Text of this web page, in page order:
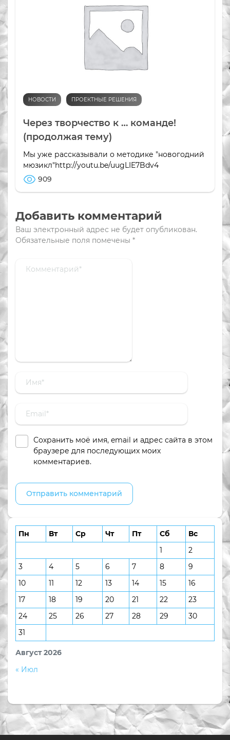
НОВОСТИ ПРОЕКТНЫЕ РЕШЕНИЯ
Через творчество к … команде!
(продолжая тему)
Мы уже рассказывали о методике "новогодний
мюзикл"http://youtu.be/uugLIE7Bdv4
909
Добавить комментарий
Ваш электронный адрес не будет опубликован.
Обязательные поля помечены *
Сохранить моё имя, email и адрес сайта в этом
браузере для последующих моих
комментариев.
Август 2026
Пн Вт Ср Чт Пт Сб
Вс
1
2
3
4 5 6 7 8
9
10
11 12 13 14 15
16
17
18 19 20 21 22
23
24
25 26 27 28 29
30
31
« Июл